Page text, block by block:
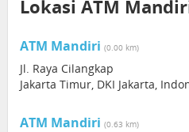
Lokasi ATM
ATM Mandiri (0.00 km)
Jl. Raya Cilangkap
Jakarta Timur, DKI Jakarta,
ATM Mandiri (0.63 km)